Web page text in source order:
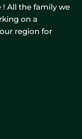
! All the family we
on a
region for